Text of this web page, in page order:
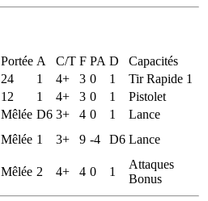
Portée A C/T F PA D
Capacités
24 1 4+ 3 0 1
Tir Rapide 1
12 1 4+ 3 0 1
Pistolet
Mêlée D6 3+ 4 0 1
Lance
Mêlée 1 3+ 9 -4 D6 Lance
Mêlée 2 4+ 4 0 1
Attaques
Bonus